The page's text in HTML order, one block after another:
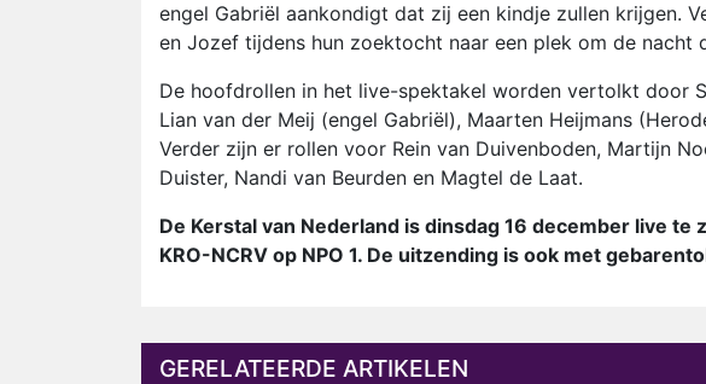
engel Gabriël aankondigt dat zij een kindje zullen krijgen.
en Jozef tijdens hun zoektocht naar een plek om de nacht
De hoofdrollen in het live-spektakel worden vertolkt door
Lian van der Meij (engel Gabriël), Maarten Heijmans
Verder zijn er rollen voor Rein van Duivenboden, Martijn
Duister, Nandi van Beurden en Magtel de Laat.
De Kerstal van Nederland is dinsdag 16 december live
KRO-NCRV op NPO 1. De uitzending is ook met
GERELATEERDE ARTIKELEN